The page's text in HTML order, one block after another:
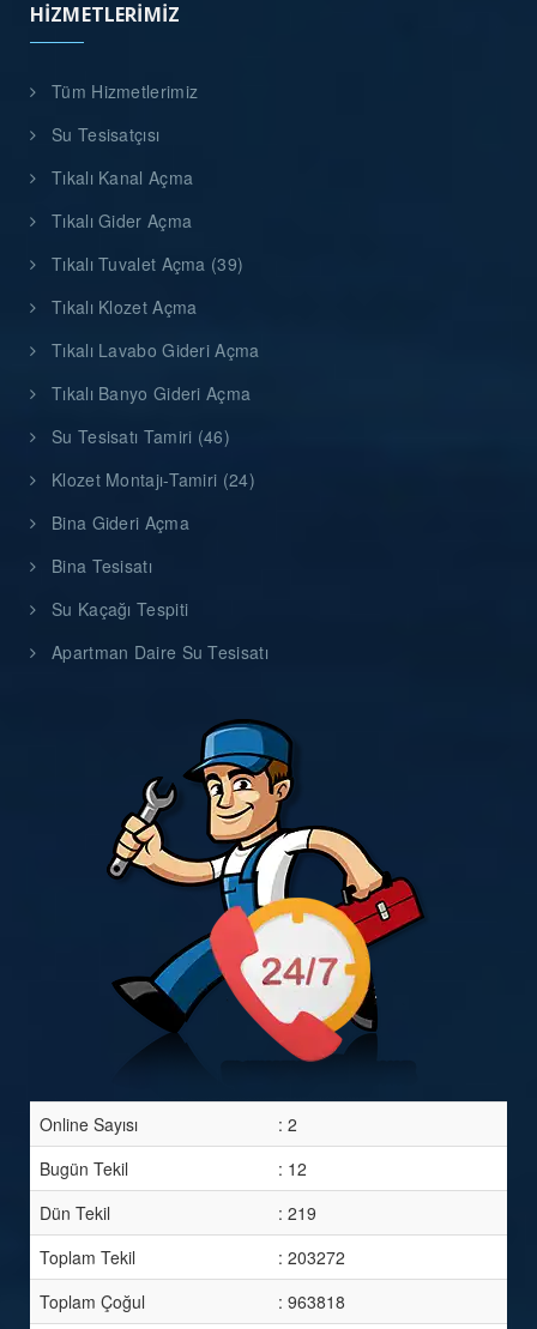
HIZMETLERIMIZ
Tüm Hizmetlerimiz
Su Tesisatçısı
Tıkalı Kanal Açma
Tıkalı Gider Açma
Tıkalı Tuvalet Açma (39)
Tıkalı Klozet Açma
Tıkalı Lavabo Gideri Açma
Tıkalı Banyo Gideri Açma
Su Tesisatı Tamiri (46)
Klozet Montajı-Tamiri (24)
Bina Gideri Açma
Bina Tesisatı
Su Kaçağı Tespiti
Apartman Daire Su Tesisatı
Online Sayısı
: 2
Bugün Tekil
: 12
Dün Tekil
: 219
Toplam Tekil
: 203272
Toplam Çoğul
: 963818